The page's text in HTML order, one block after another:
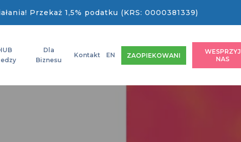
Przekaż 1,5% podatku (KRS: 0000381339)
Dla
Biznesu
Kontakt EN ZAOPIEKOWANI
WESPRZYJ
NAS